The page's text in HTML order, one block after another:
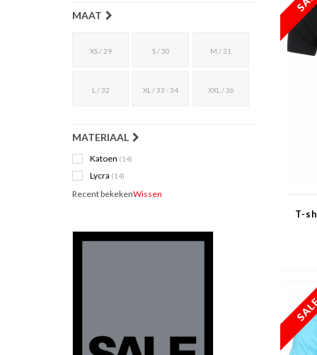
MAAT
XS / 29 S / 30 M / 31
L / 32 XL / 33 - 34 XXL / 36
MATERIAAL
Katoen (14)
Lycra (14)
Recent bekekenWissen
T-